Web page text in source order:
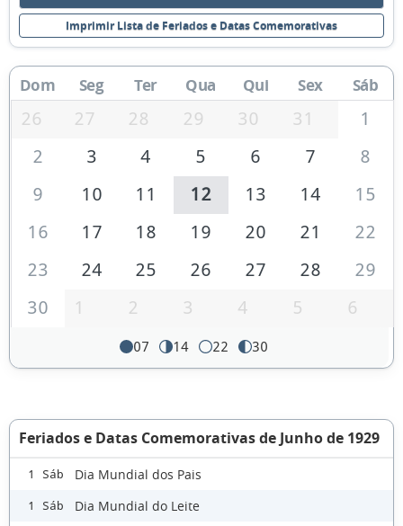
Imprimir Lista de Feriados e Datas Comemorativas
Dom Seg Ter Qua Qui Sex Sáb
26 27 28 29 30 31
1
2
3 4 5 6 7
8
9
10 11 12 13 14
15
16
17 18 19 20 21
22
23
24 25 26 27 28
29
30
1 2 3 4 5 6
07 14 22 30
Feriados e Datas Comemorativas de Junho de 1929
1 Sáb Dia Mundial dos Pais
1 Sáb Dia Mundial do Leite